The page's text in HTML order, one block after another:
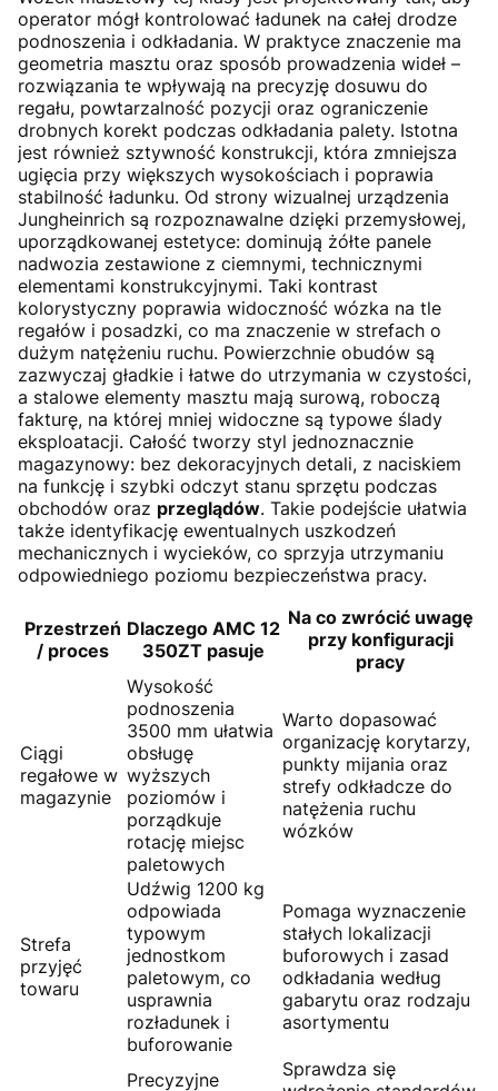
operator mógł kontrolować ładunek na całej drodze
podnoszenia i odkładania. W praktyce znaczenie ma
geometria masztu oraz sposób prowadzenia wideł –
rozwiązania te wpływają na precyzję dosuwu do
regału, powtarzalność pozycji oraz ograniczenie
drobnych korekt podczas odkładania palety. Istotna
jest również sztywność konstrukcji, która zmniejsza
ugięcia przy większych wysokościach i poprawia
stabilność ładunku. Od strony wizualnej urządzenia
Jungheinrich są rozpoznawalne dzięki przemysłowej,
uporządkowanej estetyce: dominują żółte panele
nadwozia zestawione z ciemnymi, technicznymi
elementami konstrukcyjnymi. Taki kontrast
kolorystyczny poprawia widoczność wózka na tle
regałów i posadzki, co ma znaczenie w strefach o
dużym natężeniu ruchu. Powierzchnie obudów są
zazwyczaj gładkie i łatwe do utrzymania w czystości,
a stalowe elementy masztu mają surową, roboczą
fakturę, na której mniej widoczne są typowe ślady
eksploatacji. Całość tworzy styl jednoznacznie
magazynowy: bez dekoracyjnych detali, z naciskiem
na funkcję i szybki odczyt stanu sprzętu podczas
obchodów oraz przeglądów. Takie podejście ułatwia
także identyfikację ewentualnych uszkodzeń
mechanicznych i wycieków, co sprzyja utrzymaniu
odpowiedniego poziomu bezpieczeństwa pracy.
Przestrzeń
/ proces
Dlaczego AMC 12
350ZT pasuje
Na co zwrócić uwagę
przy konfiguracji
pracy
Ciągi
regałowe w
magazynie
Wysokość
podnoszenia
3500 mm ułatwia
obsługę
wyższych
poziomów i
porządkuje
rotację miejsc
paletowych
Warto dopasować
organizację korytarzy,
punkty mijania oraz
strefy odkładcze do
natężenia ruchu
wózków
Strefa
przyjęć
towaru
Udźwig 1200 kg
odpowiada
typowym
jednostkom
paletowym, co
usprawnia
rozładunek i
buforowanie
Pomaga wyznaczenie
stałych lokalizacji
buforowych i zasad
odkładania według
gabarytu oraz rodzaju
asortymentu
Precyzyjne
Sprawdza się